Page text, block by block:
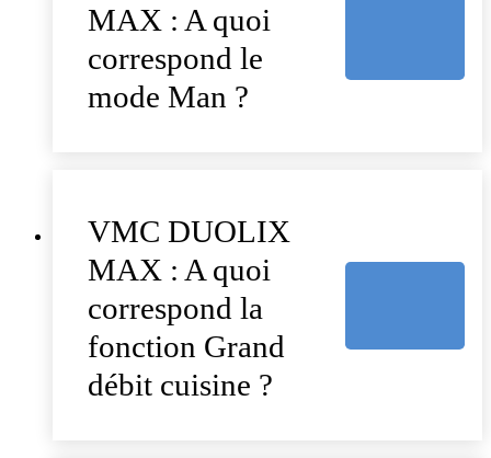
MAX : A quoi
correspond le
mode Man ?
VMC DUOLIX
MAX : A quoi
correspond la
fonction Grand
débit cuisine ?